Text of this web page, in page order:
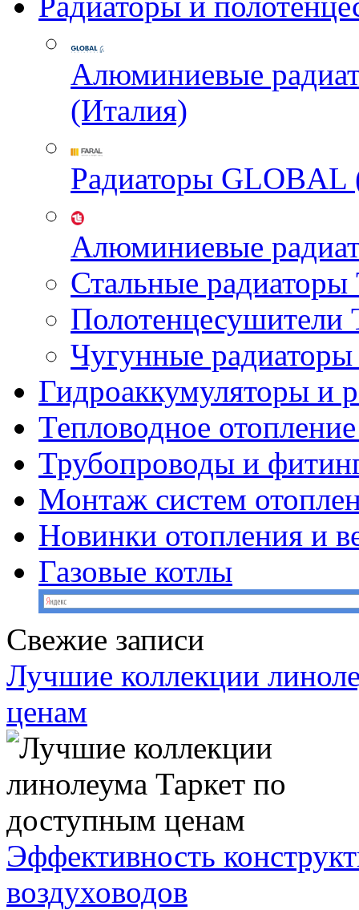
Алюминиевые
(Италия)
Радиаторы GLOBAL
Алюминиевые
Стальные
Чугунные
Гидроаккумуляторы и
Тепловодное
Трубопроводы и
Монтаж систем
Новинки отопления и
Газовые котлы
Свежие записи
Лучшие коллекции
ценам
Эффективность
воздуховодов